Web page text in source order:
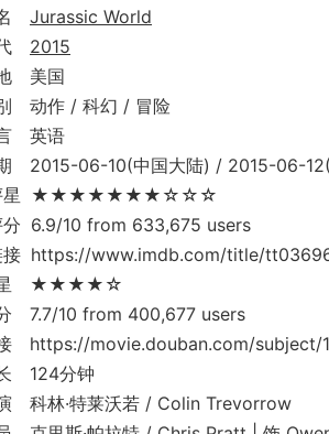
Jurassic World
2015
美国
作 / 科幻 / 冒险
英语
2015-06-10(中国大陆) / 2015-06-
星 ★★★★★★★☆☆☆
6.9/10 from 633,675 users
https://www.imdb.com/title/
星 ★★★★☆
7.7/10 from 400,677 users
https://movie.douban.com/subject/
分钟
林·特莱沃若 / Colin Trevorrow